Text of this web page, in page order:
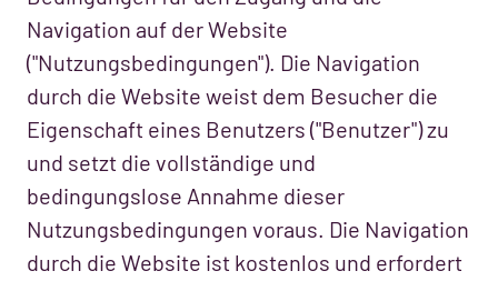
Navigation auf der Website
("Nutzungsbedingungen"). Die Navigation
durch die Website weist dem Besucher die
Eigenschaft eines Benutzers ("Benutzer") zu
und setzt die vollständige und
bedingungslose Annahme dieser
Nutzungsbedingungen voraus. Die Navigation
durch die Website ist kostenlos und erfordert